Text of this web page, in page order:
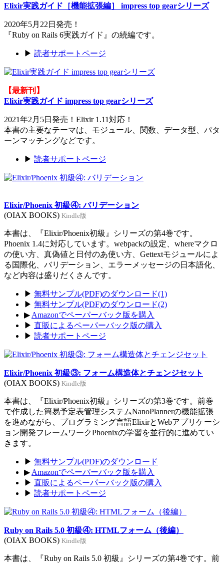
Elixir実践ガイド［機能拡張編］ impress top gearシリーズ
2020年5月22日発売！
『Ruby on Rails 6実践ガイド』の続編です。
▶ 読者サポートページ
【最新刊】
Elixir実践ガイド impress top gearシリーズ
2021年2月5日発売！Elixir 1.11対応！
本書の主要なテーマは、モジュール、関数、データ型、パタ
ーンマッチングなどです。
▶ 読者サポートページ
Elixir/Phoenix 初級④: バリデーション
(OIAX BOOKS) Kindle版
本書は、『Elixir/Phoenix初級』シリーズの第4巻です。
Phoenix 1.4に対応しています。webpackの設定、whereマクロ
の使い方、真偽値と日付のあ使い方、Gettextモジュールによ
る国際化、バリデーション、エラーメッセージの日本語化、
など内容は盛りだくさんです。
▶ 無料サンプル(PDF)のダウンロード(1)
▶ 無料サンプル(PDF)のダウンロード(2)
▶ Amazonでペーパーバック版を購入
▶ 直販によるペーパーバック版の購入
▶ 読者サポートページ
Elixir/Phoenix 初級③: フォーム構造体とチェンジセット
(OIAX BOOKS) Kindle版
本書は、『Elixir/Phoenix初級』シリーズの第3巻です。前巻
で作成した簡易予定表管理システムNanoPlannerの機能拡張
を進めながら、プログラミング言語ElixirとWebアプリケーシ
ョン開発フレームワークPhoenixの学習を並行的に進めてい
きます。
▶ 無料サンプル(PDF)のダウンロード
▶ Amazonでペーパーバック版を購入
▶ 直販によるペーパーバック版の購入
▶ 読者サポートページ
Ruby on Rails 5.0 初級④: HTMLフォーム（後編）
(OIAX BOOKS) Kindle版
本書は、『Ruby on Rails 5.0 初級』シリーズの第4巻です。前